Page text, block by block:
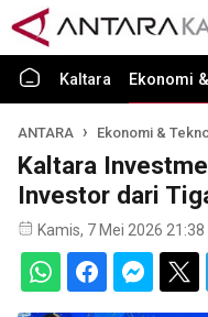
Kaltara Ekonomi
ANTARA Ekonomi &
Kaltara
Investor dari
Kamis, 7 Mei 2026 21:38